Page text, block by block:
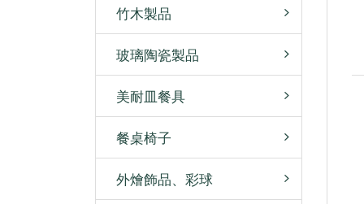
竹木製品
玻璃陶瓷製品
美耐皿餐具
餐桌椅子
外燴飾品、彩球